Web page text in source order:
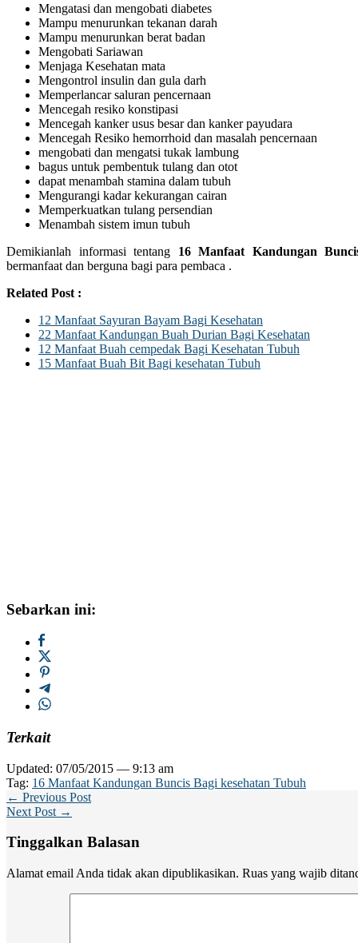
Mengatasi dan mengobati diabetes
Mampu menurunkan tekanan darah
Mampu menurunkan berat badan
Mengobati Sariawan
Menjaga Kesehatan mata
Mengontrol insulin dan gula darh
Memperlancar saluran pencernaan
Mencegah resiko konstipasi
Mencegah kanker usus besar dan kanker payudara
Mencegah Resiko hemorrhoid dan masalah pencernaan
mengobati dan mengatsi tukak lambung
bagus untuk pembentuk tulang dan otot
dapat menambah stamina dalam tubuh
Mengurangi kadar kekurangan cairan
Memperkuatkan tulang persendian
Menambah sistem imun tubuh
Demikianlah informasi tentang 16 Manfaat Kandungan
bermanfaat dan berguna bagi para pembaca .
Related Post :
12 Manfaat Sayuran Bayam Bagi Kesehatan
22 Manfaat Kandungan Buah Durian Bagi Kesehatan
12 Manfaat Buah cempedak Bagi Kesehatan Tubuh
15 Manfaat Buah Bit Bagi kesehatan Tubuh
Sebarkan ini:
Terkait
Updated: 07/05/2015 — 9:13 am
Tag: 16 Manfaat Kandungan Buncis Bagi kesehatan Tubuh
← Previous Post
Next Post →
Tinggalkan Balasan
Alamat email Anda tidak akan dipublikasikan. Ruas yang wajib